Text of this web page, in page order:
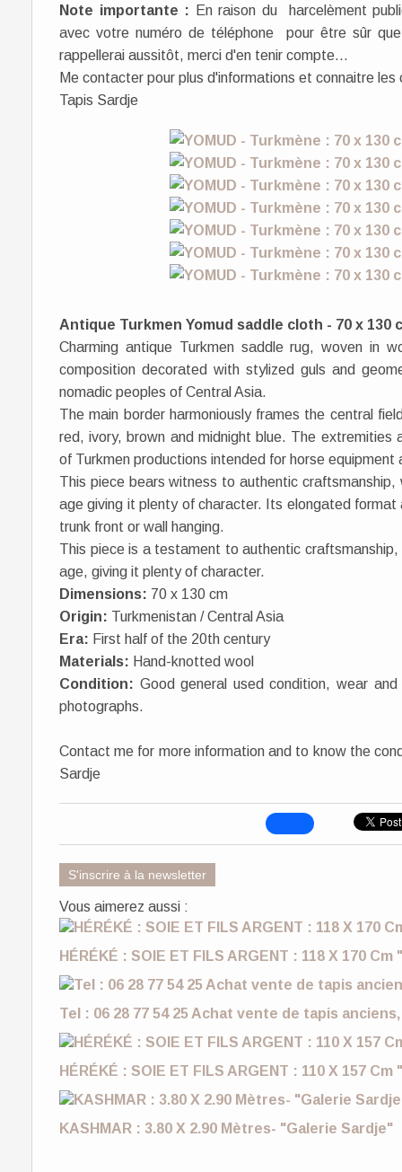
Note importante : En raison du harcelèment
avec votre numéro de téléphone pour être sûr
rappellerai aussitôt, merci d'en tenir compte...
Me contacter pour plus d'informations et connaitre
Tapis Sardje
Antique Turkmen Yomud saddle cloth - 70 x 130
Charming antique Turkmen saddle rug, woven in
composition decorated with stylized guls and
nomadic peoples of Central Asia.
The main border harmoniously frames the central
red, ivory, brown and midnight blue. The
of Turkmen productions intended for horse
This piece bears witness to authentic
age giving it plenty of character. Its elongated
trunk front or wall hanging.
This piece is a testament to authentic
age, giving it plenty of character.
Dimensions: 70 x 130 cm
Origin: Turkmenistan / Central Asia
Era: First half of the 20th century
Materials: Hand-knotted wool
Condition: Good general used condition, wear
photographs.
Contact me for more information and to know the
Sardje
S'inscrire à la newsletter
Vous aimerez aussi :
HÉRÉKÉ : SOIE ET FILS ARGENT : 118 X 170
Tel : 06 28 77 54 25 Achat vente de tapis
HÉRÉKÉ : SOIE ET FILS ARGENT : 110 X 157
KASHMAR : 3.80 X 2.90 Mètres- "Galerie Sardje"